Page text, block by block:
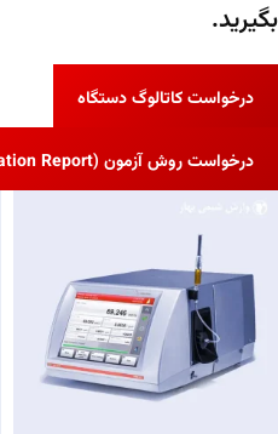
بگیرید.
درخواست کاتالوگ دستگاه
درخواست روش آزمون (Application Report)